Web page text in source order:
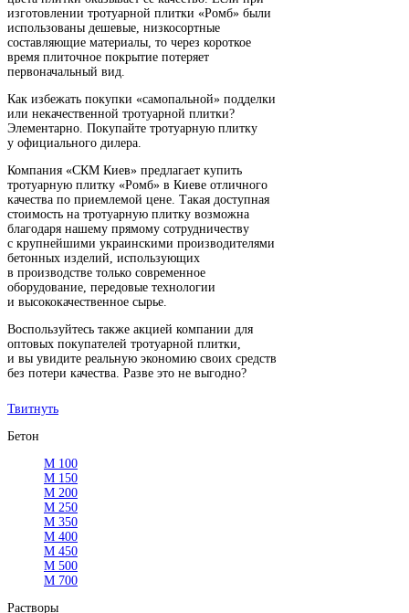
изготовлении тротуарной плитки «Ромб» были
использованы дешевые, низкосортные
составляющие материалы, то через короткое
время плиточное покрытие потеряет
первоначальный вид.
Как избежать покупки «самопальной» подделки
или некачественной тротуарной плитки?
Элементарно. Покупайте тротуарную плитку
у официального дилера.
Компания «СКМ Киев» предлагает купить
тротуарную плитку «Ромб» в Киеве отличного
качества по приемлемой цене. Такая доступная
стоимость на тротуарную плитку возможна
благодаря нашему прямому сотрудничеству
с крупнейшими украинскими производителями
бетонных изделий, использующих
в производстве только современное
оборудование, передовые технологии
и высококачественное сырье.
Воспользуйтесь также акцией компании для
оптовых покупателей тротуарной плитки,
и вы увидите реальную экономию своих средств
без потери качества. Разве это не выгодно?
Твитнуть
Бетон
М 100
М 150
М 200
М 250
М 350
М 400
М 450
М 500
М 700
Растворы